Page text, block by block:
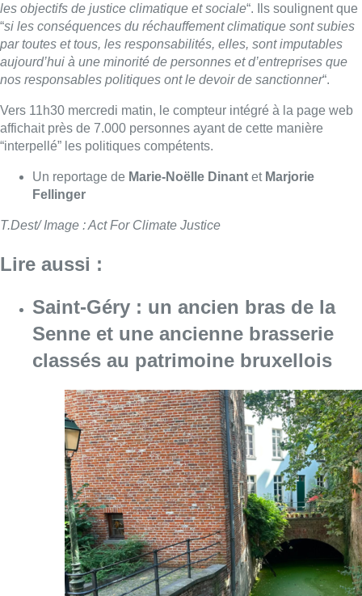
T.Dest/ Image : Act For Climate Justice
Lire aussi :
Saint-Géry : un ancien bras de la
Senne et une ancienne brasserie
classés au patrimoine bruxellois
06 août 2026Consulter l'article "Saint-Géry : un ancien
La police lance un avis de
recherche après le viol d’une
femme de 33 ans à Bruxelles